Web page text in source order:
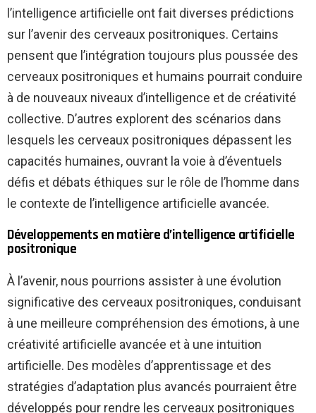
l’intelligence artificielle ont fait diverses prédictions
sur l’avenir des cerveaux positroniques. Certains
pensent que l’intégration toujours plus poussée des
cerveaux positroniques et humains pourrait conduire
à de nouveaux niveaux d’intelligence et de créativité
collective. D’autres explorent des scénarios dans
lesquels les cerveaux positroniques dépassent les
capacités humaines, ouvrant la voie à d’éventuels
défis et débats éthiques sur le rôle de l’homme dans
le contexte de l’intelligence artificielle avancée.
Développements en matière d’intelligence artificielle
positronique
À l’avenir, nous pourrions assister à une évolution
significative des cerveaux positroniques, conduisant
à une meilleure compréhension des émotions, à une
créativité artificielle avancée et à une intuition
artificielle. Des modèles d’apprentissage et des
stratégies d’adaptation plus avancés pourraient être
développés pour rendre les cerveaux positroniques